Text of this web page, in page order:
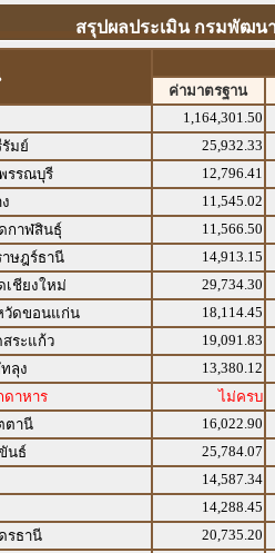
สรุปผลประเมิน กรมพัฒนา
ค่ามาตรฐาน
1,164,301.50
มย์
25,932.33
รรณบุรี
12,796.41
11,545.02
กาฬสินธุ์
11,566.50
ษฎร์ธานี
14,913.15
เชียงใหม่
29,734.30
วัดขอนแก่น
18,114.45
ระแก้ว
19,091.83
ลุง
13,380.12
ดาหาร
ไม่ครบ
ตานี
16,022.90
นธ์
25,784.07
14,587.34
14,288.45
รธานี
20,735.20